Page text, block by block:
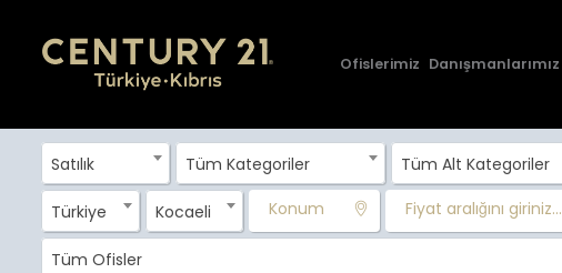
Ofislerimiz Danışmanlarımız
Satılık Tüm Kategoriler Tüm Alt Kategoriler
Türkiye Kocaeli Konum Fiyat aralığını giriniz...
Tüm Ofisler